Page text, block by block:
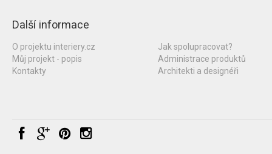
Další informace
O projektu interiery.cz
Můj projekt - popis
Kontakty
Jak spolupracovat?
Administrace produktů
Architekti a designéři